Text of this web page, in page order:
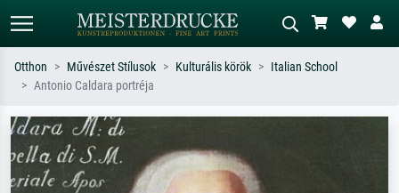
Keressen művész, műcím vagy stílus
szerint – pl. Monet, Csillagos éj,
impresszionizmus, Hokusai-hullám,
akt.
piros absztrakt, sötét olajkép, álló akt
Otthon Művészet Stílusok Kulturális körök
Italian School
Antonio Caldara portréja